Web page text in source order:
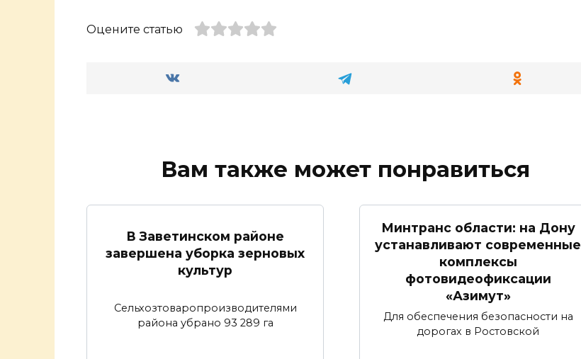
Оцените статью
Вам также может понравиться
В Заветинском районе
завершена уборка зерновых
культур
Сельхозтоваропроизводителями
района убрано 93 289 га
Минтранс области: на Дону
устанавливают современные
комплексы
фотовидеофиксации
«Азимут»
Для обеспечения безопасности на
дорогах в Ростовской